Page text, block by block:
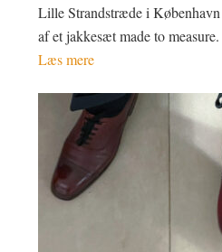
Lille Strandstræde i København
af et jakkesæt made to measure.
Læs mere